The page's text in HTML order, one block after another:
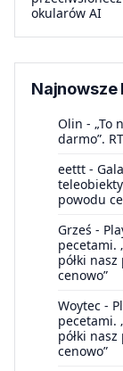
okularów AI
Najnowsze
Olin - „To
darmo”.
eettt -
powodu
Grześ -
pecetami.
półki
cenowo”
Woytec -
pecetami.
półki
cenowo”